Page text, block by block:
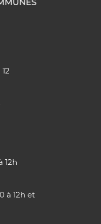
12h
à 12h et